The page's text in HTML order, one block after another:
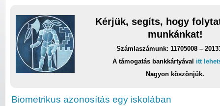
Kérjük, segíts, hogy
munkánkat!
Számlaszámunk: 11705008 –
A támogatás bankkártyával itt
Nagyon köszönjük.
Biometrikus azonosítás egy iskolában